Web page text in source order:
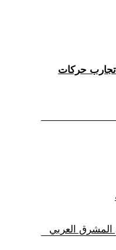
تجارب حركات
المشرق العربي